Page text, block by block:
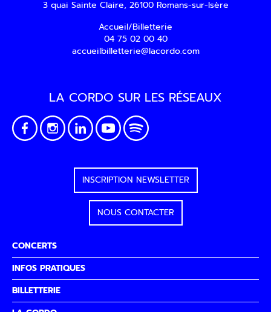
3 quai Sainte Claire, 26100 Romans-sur-Isère
Accueil/Billetterie
04 75 02 00 40
accueilbilletterie@lacordo.com
CONCERTS
INFOS PRATIQUES
BILLETTERIE
LA CORDO SUR LES RÉSEAUX
INSCRIPTION NEWSLETTER
NOUS CONTACTER